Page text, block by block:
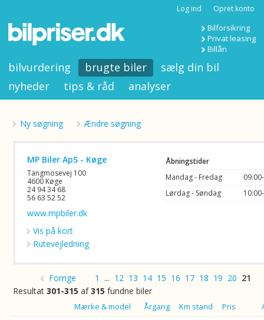
Log ind Opret konto
Bilforsikring
Privat leasing
Billån
bilvurdering brugte biler
sælg din bil
nyheder
tips & råd analyser
Ny søgning Ændre søgning
MP Biler ApS - Køge
Tangmosevej 100
4600 Køge
24 94 34 68
56 63 52 52
www.mpbiler.dk
Vis på kort
Rutevejledning
Åbningstider
Mandag - Fredag
Lørdag - Søndag
Forrige 1 ... 12 13 14 15 16 17 18 19 20 21
Resultat301-315 af315 fundne biler
Mærke & model Årgang Km stand Pris